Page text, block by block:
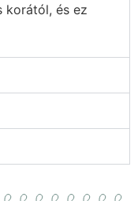
korától, és ez